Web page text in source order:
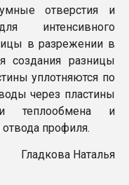
отверстия и
интенсивного
в разрежении в
создания разницы
уплотняются по
через пластины
теплообмена и
профиля.
Гладкова Наталья